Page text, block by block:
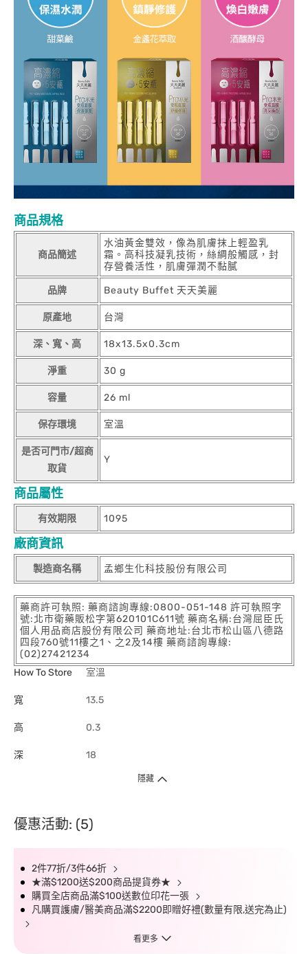
商品規格
商品簡述
水油黃金雙效，像為肌膚抹上輕盈乳
霜。高科技凝乳技術，絲綢般觸感，封
存營養活性，肌膚彈潤不黏膩
品牌 Beauty Buffet 天天美麗
原產地 台灣
深、寬、高 18x13.5x0.3cm
淨重 30 g
容量 26 ml
保存環境 室溫
是否可門市/超商
取貨
Y
商品屬性
有效期限 1095
廠商資訊
製造商名稱 孟鄉生化科技股份有限公司
藥商許可執照: 藥商諮詢專線:0800-051-148 許可執照字
號:北市衛藥販松字第620101C611號 藥商名稱:台灣屈臣氏
個人用品商店股份有限公司 藥商地址:台北市松山區八德路
四段760號11樓之1、之2及14樓 藥商諮詢專線:
(02)27421234
How To Store
室溫
寬 13.5
高 0.3
深 18
隱藏
優惠活動: (5)
2件77折/3件66折
★滿$1200送$200商品提貨券★
購買全店商品滿$100送數位印花一張
凡購買護膚/醫美商品滿$2200即贈好禮(數量有限,送完為止)
看更多